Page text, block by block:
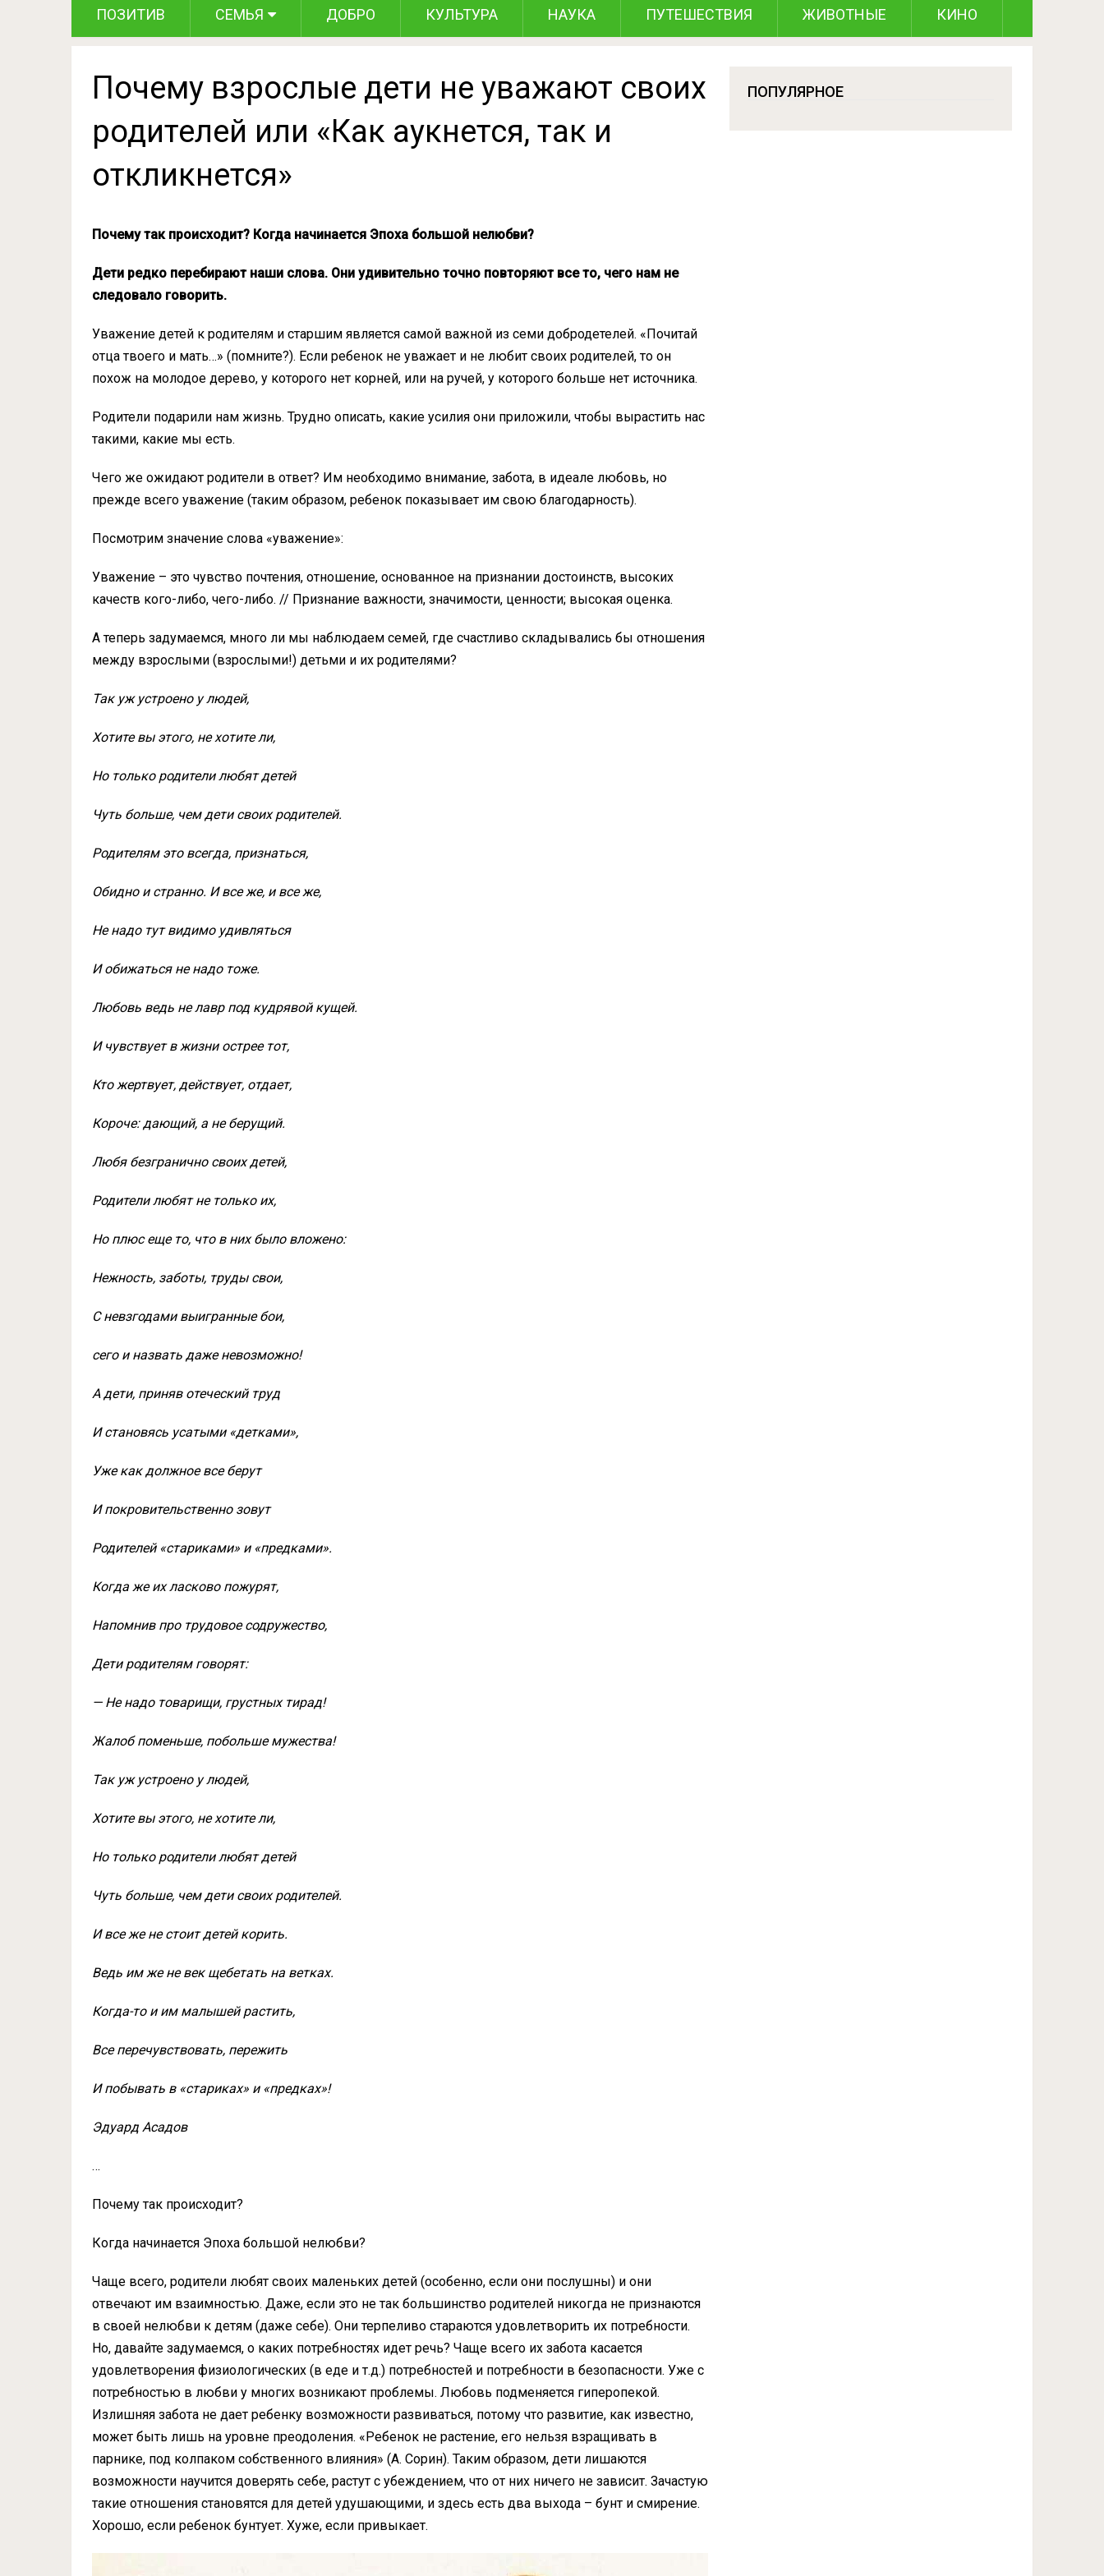
ПОЗИТИВ СЕМЬЯ ДОБРО КУЛЬТУРА НАУКА ПУТЕШЕСТВИЯ ЖИВОТНЫЕ КИНО
Почему взрослые дети не уважают своих
родителей или «Как аукнется, так и
откликнется»
Почему так происходит? Когда начинается Эпоха большой нелюбви?
Дети редко перебирают наши слова. Они удивительно точно повторяют все то, чего нам не
следовало говорить.
Уважение детей к родителям и старшим является самой важной из семи добродетелей. «Почитай
отца твоего и мать…» (помните?). Если ребенок не уважает и не любит своих родителей, то он
похож на молодое дерево, у которого нет корней, или на ручей, у которого больше нет источника.
Родители подарили нам жизнь. Трудно описать, какие усилия они приложили, чтобы вырастить нас
такими, какие мы есть.
Чего же ожидают родители в ответ? Им необходимо внимание, забота, в идеале любовь, но
прежде всего уважение (таким образом, ребенок показывает им свою благодарность).
Посмотрим значение слова «уважение»:
Уважение – это чувство почтения, отношение, основанное на признании достоинств, высоких
качеств кого-либо, чего-либо. // Признание важности, значимости, ценности; высокая оценка.
А теперь задумаемся, много ли мы наблюдаем семей, где счастливо складывались бы отношения
между взрослыми (взрослыми!) детьми и их родителями?
Так уж устроено у людей,
Хотите вы этого, не хотите ли,
Но только родители любят детей
Чуть больше, чем дети своих родителей.
Родителям это всегда, признаться,
Обидно и странно. И все же, и все же,
Не надо тут видимо удивляться
И обижаться не надо тоже.
Любовь ведь не лавр под кудрявой кущей.
И чувствует в жизни острее тот,
Кто жертвует, действует, отдает,
Короче: дающий, а не берущий.
Любя безгранично своих детей,
Родители любят не только их,
Но плюс еще то, что в них было вложено:
Нежность, заботы, труды свои,
С невзгодами выигранные бои,
сего и назвать даже невозможно!
А дети, приняв отеческий труд
И становясь усатыми «детками»,
Уже как должное все берут
И покровительственно зовут
Родителей «стариками» и «предками».
Когда же их ласково пожурят,
Напомнив про трудовое содружество,
Дети родителям говорят:
— Не надо товарищи, грустных тирад!
Жалоб поменьше, побольше мужества!
Так уж устроено у людей,
Хотите вы этого, не хотите ли,
Но только родители любят детей
Чуть больше, чем дети своих родителей.
И все же не стоит детей корить.
Ведь им же не век щебетать на ветках.
Когда-то и им малышей растить,
Все перечувствовать, пережить
И побывать в «стариках» и «предках»!
Эдуард Асадов
…
Почему так происходит?
Когда начинается Эпоха большой нелюбви?
Чаще всего, родители любят своих маленьких детей (особенно, если они послушны) и они
отвечают им взаимностью. Даже, если это не так большинство родителей никогда не признаются
в своей нелюбви к детям (даже себе). Они терпеливо стараются удовлетворить их потребности.
Но, давайте задумаемся, о каких потребностях идет речь? Чаще всего их забота касается
удовлетворения физиологических (в еде и т.д.) потребностей и потребности в безопасности. Уже с
потребностью в любви у многих возникают проблемы. Любовь подменяется гиперопекой.
Излишняя забота не дает ребенку возможности развиваться, потому что развитие, как известно,
может быть лишь на уровне преодоления. «Ребенок не растение, его нельзя взращивать в
парнике, под колпаком собственного влияния» (А. Сорин). Таким образом, дети лишаются
возможности научится доверять себе, растут с убеждением, что от них ничего не зависит. Зачастую
такие отношения становятся для детей удушающими, и здесь есть два выхода – бунт и смирение.
Хорошо, если ребенок бунтует. Хуже, если привыкает.
ПОПУЛЯРНОЕ